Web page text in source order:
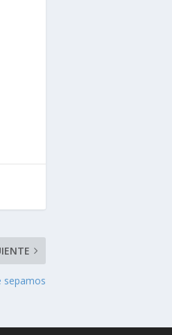
sepamos